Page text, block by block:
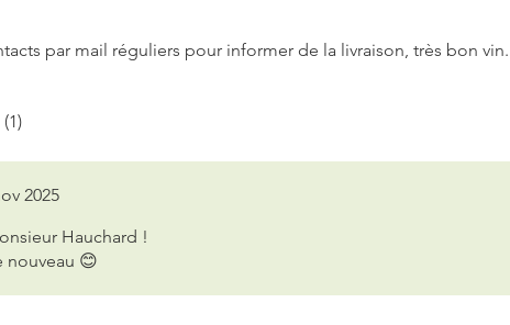
par mail réguliers pour informer de la livraison, très bon
2025
Hauchard !
nouveau 😊